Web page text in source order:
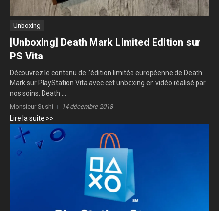
Unboxing
[Unboxing] Death Mark Limited Edition sur
PS Vita
Découvrez le contenu de l’édition limitée européenne de Death
Mark sur PlayStation Vita avec cet unboxing en vidéo réalisé par
nos soins. Death ...
Monsieur Sushi 14 décembre 2018
Lire la suite >>